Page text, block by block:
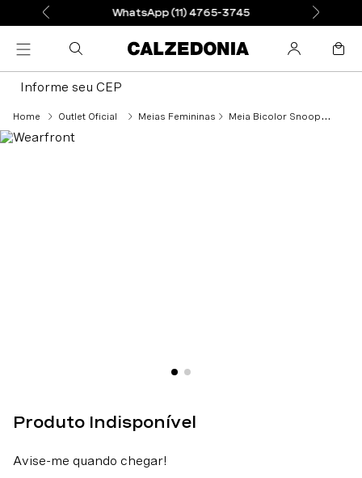
WhatsApp (11) 4765-3745
Informe seu CEP
Outlet Oficial Meias Femininas Meia Bicolor Snoopy - Cinza